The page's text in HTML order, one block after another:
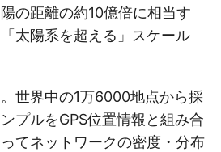
の距離の約10億倍に相当す
太陽系を超える」スケール
世界中の1万6000地点から採
プルをGPS位置情報と組み合
てネットワークの密度・分布